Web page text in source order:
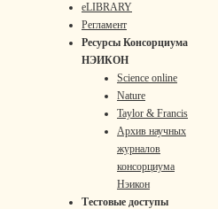
eLIBRARY
Регламент
Ресурсы Консорциума
НЭИКОН
Science online
Nature
Taylor & Francis
Архив научных
журналов
консорциума
Нэикон
Тестовые доступы